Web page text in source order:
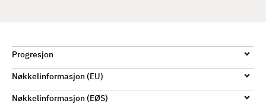
Progresjon
Nøkkelinformasjon (EU)
Nøkkelinformasjon (EØS)